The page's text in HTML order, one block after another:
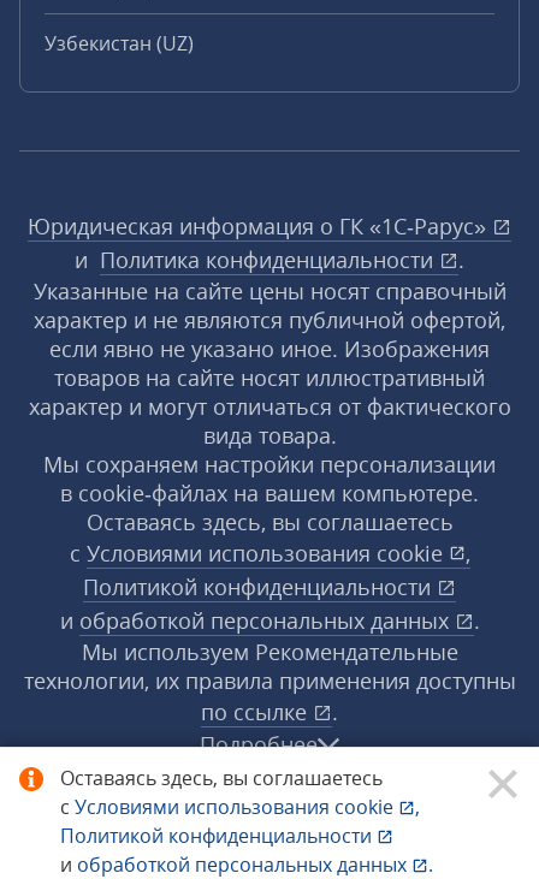
Оставаясь здесь, вы соглашаетесь
с Условиями использования cookie
,
Политикой конфиденциальности
и обработкой персональных данных .
Узбекистан (UZ)
Юридическая информация о ГК «1С‑Рарус»
и Политика конфиденциальности
.
Указанные на сайте цены носят справочный
характер и не являются публичной офертой,
если явно не указано иное. Изображения
товаров на сайте носят иллюстративный
характер и могут отличаться от фактического
вида товара.
Мы сохраняем настройки персонализации
в cookie‑файлах на вашем компьютере.
Оставаясь здесь, вы соглашаетесь
с Условиями использования cookie
,
Политикой конфиденциальности
и обработкой персональных данных
.
Мы используем Рекомендательные
технологии, их правила применения доступны
по ссылке
.
Подробнее
© 1998−2026 «1С‑Рарус» ®. Все права
защищены.